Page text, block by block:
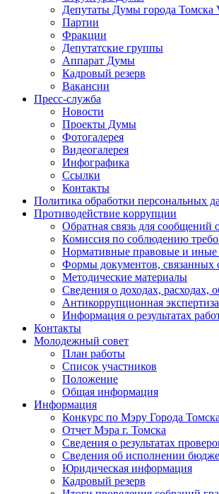
Депутаты Думы города Томска
Партии
Фракции
Депутатские группы
Аппарат Думы
Кадровый резерв
Вакансии
Пресс-служба
Новости
Проекты Думы
Фотогалерея
Видеогалерея
Инфографика
Ссылки
Контакты
Политика обработки персональных
Прoтивoдeйствие кoрpупции
Обратная связь для сообщений
Комиссия по соблюдению
Нормативные правовые и иные
Формы документов, связанных
Методические материалы
Сведения о доходах, расходах,
Антикоррупционная экспертиза
Информация о результатах
Контакты
Молодежный совет
План работы
Список участников
Положение
Общая информация
Информация
Конкурс по Мэру Города Томска
Отчет Мэра г. Томска
Сведения о результатах
Сведения об исполнении
Юридическая информация
Кадровый резерв